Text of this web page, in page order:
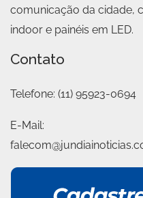
comunicação da cidade,
indoor e painéis em LED.
Contato
Telefone: (11) 95923-0694
E-Mail: